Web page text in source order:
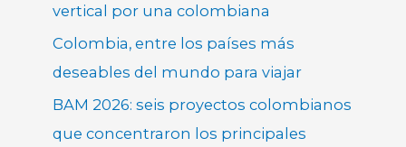
vertical por una colombiana
Colombia, entre los países más
deseables del mundo para viajar
BAM 2026: seis proyectos colombianos
que concentraron los principales